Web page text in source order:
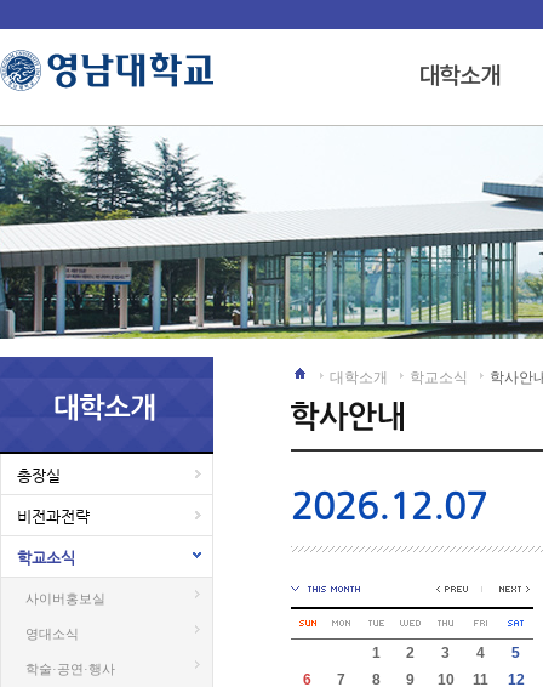
총장실
비전과전략
학교소식
사이버홍보실
영대소식
학술·공연·행사
대학소개 학교소식 학사안
2026.12.07
1 2 3 4
5
6
7 8 9 10 11
12